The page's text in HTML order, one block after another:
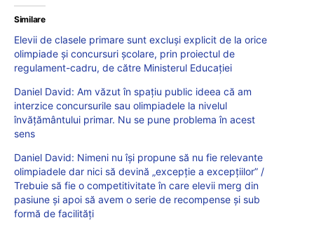
Similare
Elevii de clasele primare sunt excluși explicit de la orice
olimpiade și concursuri școlare, prin proiectul de
regulament-cadru, de către Ministerul Educației
Daniel David: Am văzut în spațiu public ideea că am
interzice concursurile sau olimpiadele la nivelul
învățământului primar. Nu se pune problema în acest
sens
Daniel David: Nimeni nu își propune să nu fie relevante
olimpiadele dar nici să devină „excepție a excepțiilor” /
Trebuie să fie o competitivitate în care elevii merg din
pasiune și apoi să avem o serie de recompense și sub
formă de facilități